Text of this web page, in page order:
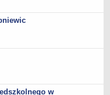
z JST
w